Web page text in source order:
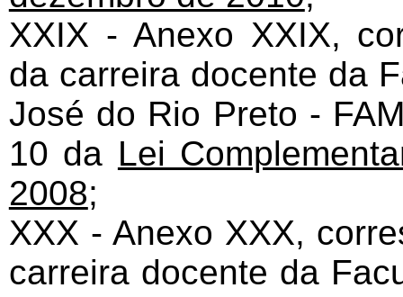
XXIX - Anexo XXIX,
da carreira docente da
José do Rio Preto -
10 da Lei
2008;
XXX - Anexo XXX,
carreira docente da